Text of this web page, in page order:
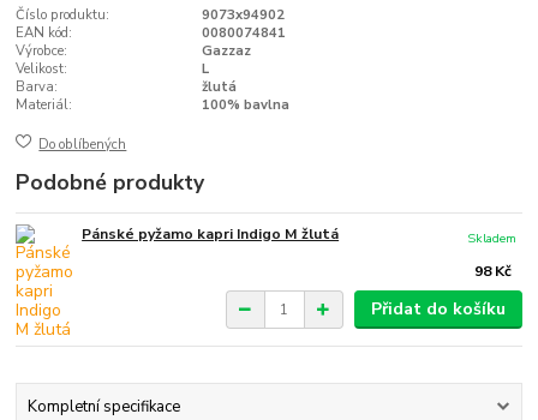
Číslo produktu:
9073x94902
EAN kód:
0080074841
Výrobce:
Gazzaz
Velikost:
L
Barva:
žlutá
Materiál:
100% bavlna
Do oblíbených
Podobné produkty
Pánské pyžamo kapri Indigo M žlutá
98 Kč
Skladem
Přidat do košíku
Kompletní specifikace